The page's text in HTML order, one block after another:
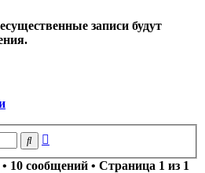
записи будут
Поиск
• 10 сообщений • Страница 1 из 1